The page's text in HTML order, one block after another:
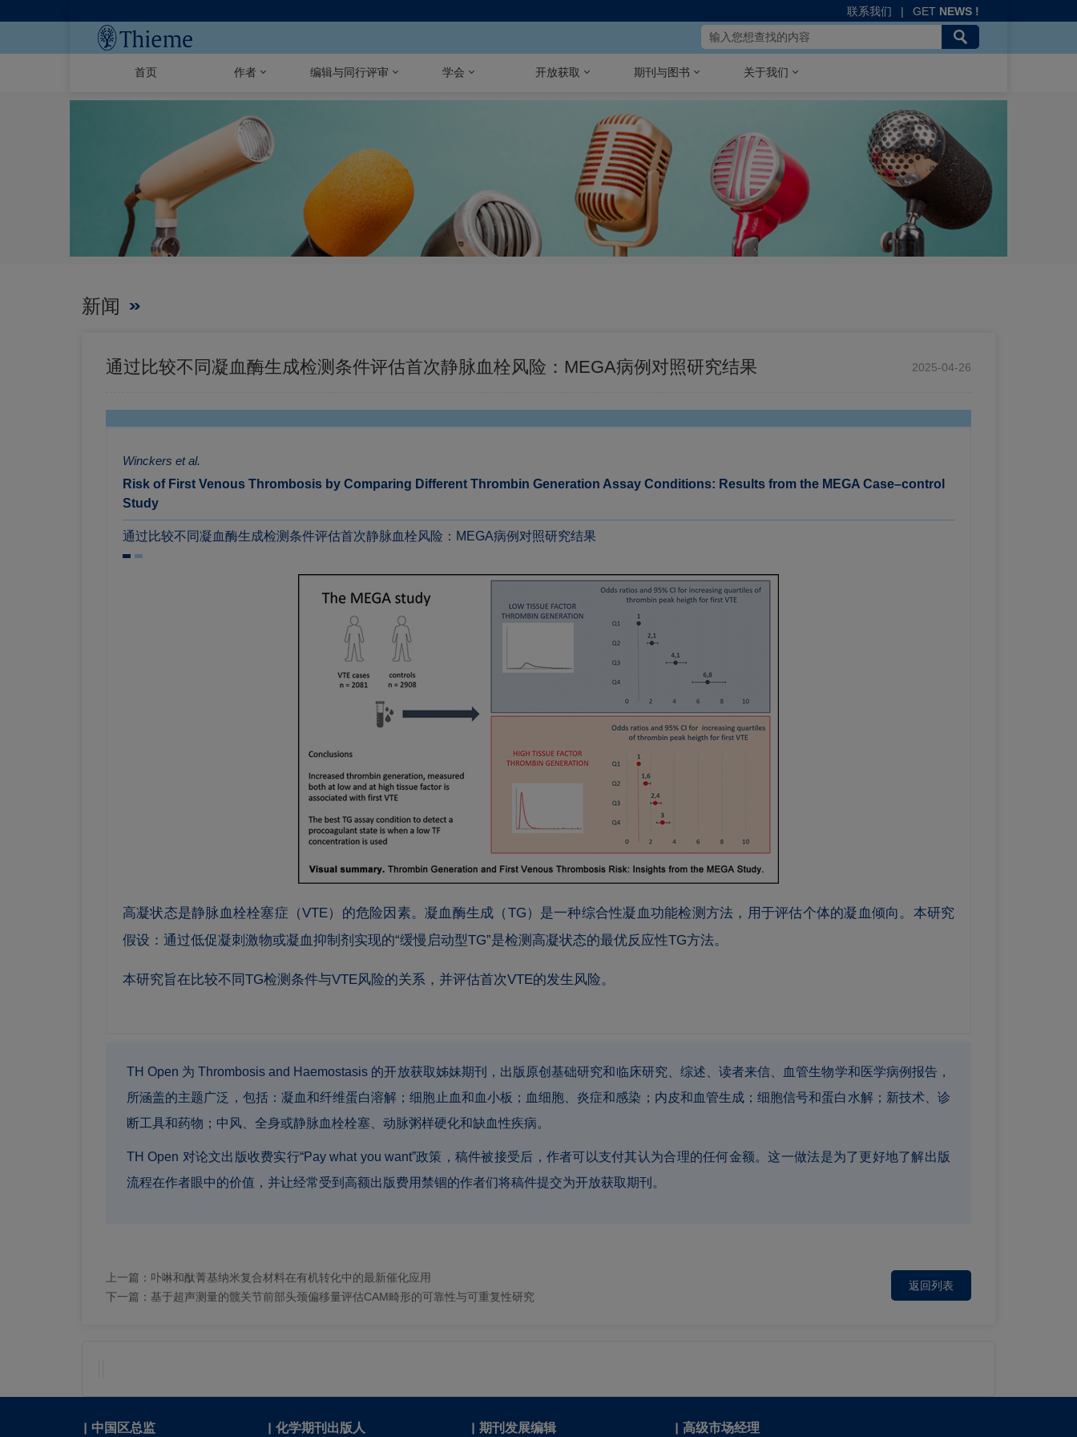
联系我们 | GET NEWS !
首页 作者 编辑与同行评审 学会 开放获取 期刊与图书 关于我们
新闻
通过比较不同凝血酶生成检测条件评估首次静脉血栓风险：MEGA病例对照研究结果 2025-04-26
Winckers et al.
Risk of First Venous Thrombosis by Comparing Different Thrombin Generation Assay Conditions: Results from the MEGA Case–control
Study
通过比较不同凝血酶生成检测条件评估首次静脉血栓风险：MEGA病例对照研究结果
高凝状态是静脉血栓栓塞症（VTE）的危险因素。凝血酶生成（TG）是一种综合性凝血功能检测方法，用于评估个体的凝血倾向。本研究
假设：通过低促凝刺激物或凝血抑制剂实现的“缓慢启动型TG”是检测高凝状态的最优反应性TG方法。
本研究旨在比较不同TG检测条件与VTE风险的关系，并评估首次VTE的发生风险。
TH Open 为 Thrombosis and Haemostasis 的开放获取姊妹期刊，出版原创基础研究和临床研究、综述、读者来信、血管生物学和医学病例报告，
所涵盖的主题广泛，包括：凝血和纤维蛋白溶解；细胞止血和血小板；血细胞、炎症和感染；内皮和血管生成；细胞信号和蛋白水解；新技术、诊
断工具和药物；中风、全身或静脉血栓栓塞、动脉粥样硬化和缺血性疾病。
TH Open 对论文出版收费实行“Pay what you want”政策，稿件被接受后，作者可以支付其认为合理的任何金额。这一做法是为了更好地了解出版
流程在作者眼中的价值，并让经常受到高额出版费用禁锢的作者们将稿件提交为开放获取期刊。
上一篇： 卟啉和酞菁基纳米复合材料在有机转化中的最新催化应用
下一篇： 基于超声测量的髋关节前部头颈偏移量评估CAM畸形的可靠性与可重复性研究
返回列表
| 中国区总监 | 化学期刊出版人 | 期刊发展编辑 | 高级市场经理